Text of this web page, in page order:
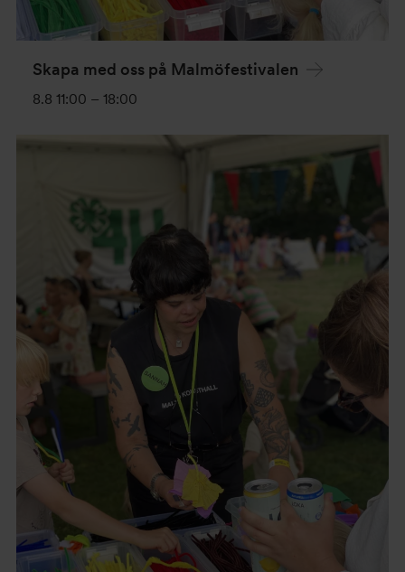
Skapa med oss på Malmöfestivalen
8.8 11:00 – 18:00